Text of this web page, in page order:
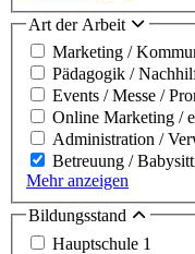
Art der Arbeit
Marketing /
Pädagogik /
Events / Messe /
Online Marketing /
Administration /
Betreuung /
Mehr anzeigen
Bildungsstand
Hauptschule 1